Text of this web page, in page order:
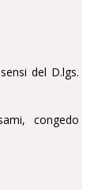
del D.lgs.
congedo